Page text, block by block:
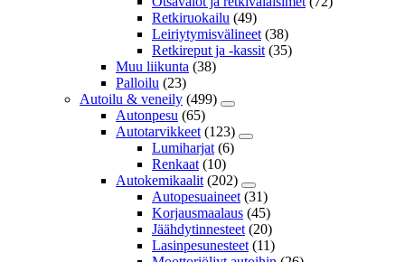
Retkiruokailu (49)
Leiriytymisvälineet (38)
Retkireput ja -kassit (35)
Muu liikunta (38)
Palloilu (23)
Autoilu & veneily (499)
Autonpesu (65)
Autotarvikkeet (123)
Lumiharjat (6)
Renkaat (10)
Autokemikaalit (202)
Autopesuaineet (31)
Korjausmaalaus (45)
Jäähdytinnesteet (20)
Lasinpesunesteet (11)